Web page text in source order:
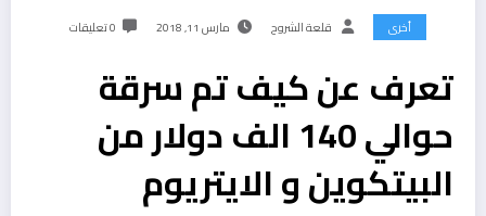
أخرى قلعة الشروح مارس 11, 2018 0 تعليقات
تعرف عن كيف تم سرقة
حوالي 140 الف دولار من
البيتكوين و الايتريوم